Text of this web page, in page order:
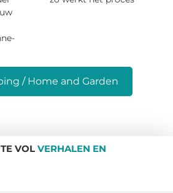
/ Home and Garden
VOL VERHALEN EN